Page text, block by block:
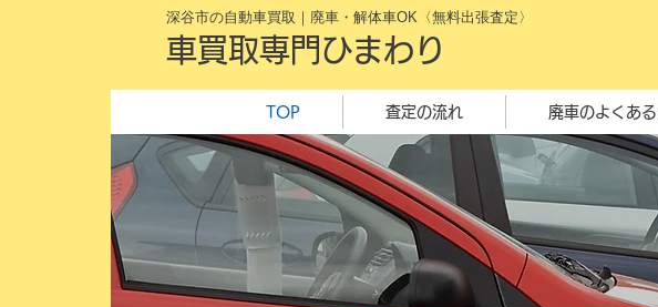
車買取専門ひまわり
深谷市の自動車買取｜廃車・解体車OK〈無料出張査定〉
TOP 査定の流れ 廃車のよくあ